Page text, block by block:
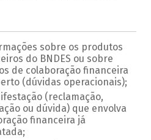
sobre os produtos
do BNDES ou sobre
de colaboração financeira
(dúvidas operacionais);
(reclamação,
ou dúvida) que envolva
financeira já